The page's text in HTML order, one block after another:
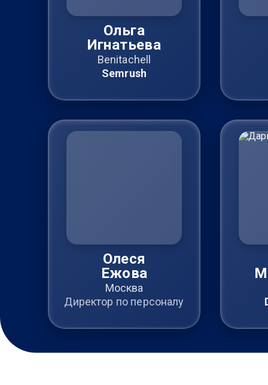
Ольга
Игнатьева
Benitachell
Semrush
Олеся
Ежова
Москва
Директор по персоналу